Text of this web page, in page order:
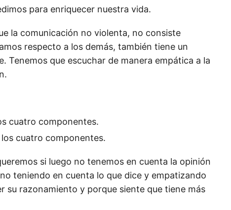
para enriquecer nuestra vida.
la comunicación no violenta, no consiste
respecto a los demás, también tiene un
Tenemos que escuchar de manera empática a la
cuatro componentes.
cuatro componentes.
si luego no tenemos en cuenta la opinión
teniendo en cuenta lo que dice y empatizando
su razonamiento y porque siente que tiene más